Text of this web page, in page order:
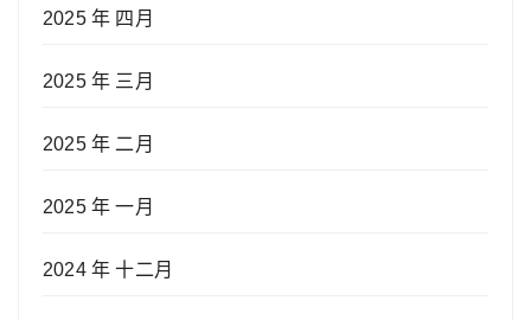
2025 年 四月
2025 年 三月
2025 年 二月
2025 年 一月
2024 年 十二月